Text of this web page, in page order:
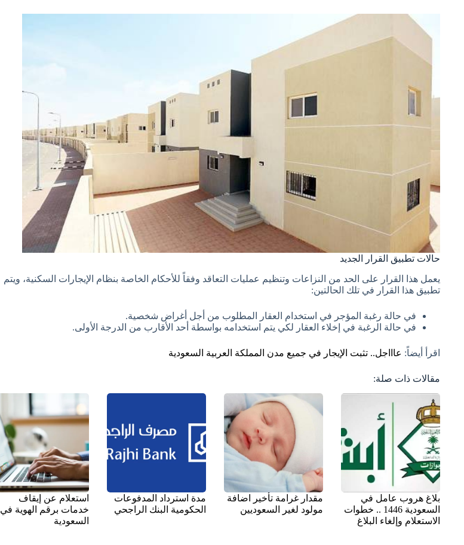
حالات تطبيق القرار الجديد
يعمل هذا القرار على الحد من النزاعات وتنظيم عمليات التعاقد وفقاً للأحكام الخاصة بنظام الإيجارات السكنية، ويتم
تطبيق هذا القرار في تلك الحالتين:
في حالة رغبة المؤجر في استخدام العقار المطلوب من أجل أغراض شخصية.
في حالة الرغبة في إخلاء العقار لكي يتم استخدامه بواسطة أحد الأقارب من الدرجة الأولى.
اقرأ أيضاً: عاااجل.. تثبت الإيجار في جميع مدن المملكة العربية السعودية
مقالات ذات صلة:
بلاغ هروب عامل في
السعودية 1446 .. خطوات
الاستعلام وإلغاء البلاغ
مقدار غرامة تأخير اضافة
مولود لغير السعوديين
مدة استرداد المدفوعات
الحكومية البنك الراجحي
استعلام عن إيقاف
خدمات برقم الهوية في
السعودية